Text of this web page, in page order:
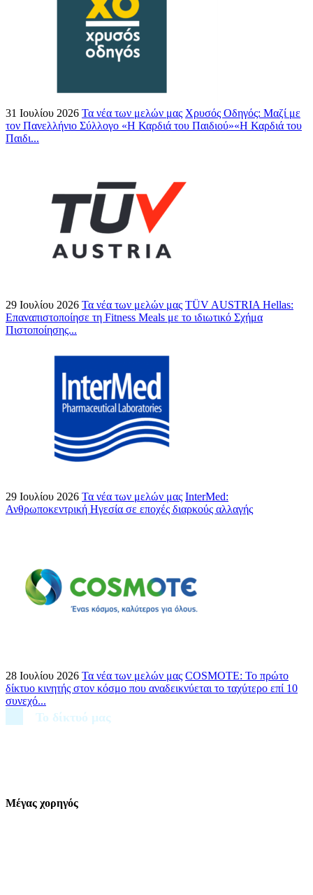
31 Ιουλίου 2026 Τα νέα των μελών μας Χρυσός Οδηγός: Μαζί με
τον Πανελλήνιο Σύλλογο «Η Καρδιά του Παιδιού»«Η Καρδιά του
Παιδι...
29 Ιουλίου 2026 Τα νέα των μελών μας TÜV AUSTRIA Hellas:
Επαναπιστοποίησε τη Fitness Meals με το ιδιωτικό Σχήμα
Πιστοποίησης...
29 Ιουλίου 2026 Τα νέα των μελών μας InterMed:
Ανθρωποκεντρική Ηγεσία σε εποχές διαρκούς αλλαγής
28 Ιουλίου 2026 Τα νέα των μελών μας COSMOTE: Το πρώτο
δίκτυο κινητής στον κόσμο που αναδεικνύεται το ταχύτερο επί 10
συνεχό...
Το δίκτυό μας
Μέγας χορηγός